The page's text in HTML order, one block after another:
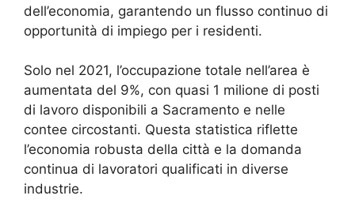
dell’economia, garantendo un flusso continuo di
opportunità di impiego per i residenti.
Solo nel 2021, l’occupazione totale nell’area è
aumentata del 9%, con quasi 1 milione di posti
di lavoro disponibili a Sacramento e nelle
contee circostanti. Questa statistica riflette
l’economia robusta della città e la domanda
continua di lavoratori qualificati in diverse
industrie.